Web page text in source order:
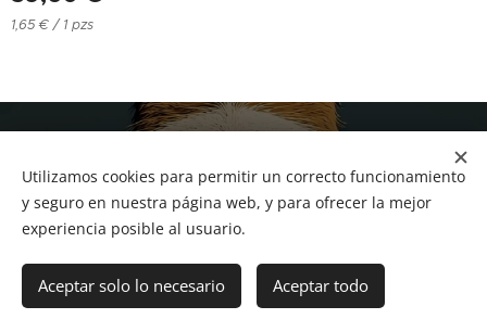
1,65 € / 1 pzs
Añadir a la cesta
Tf.666351543
Utilizamos cookies para permitir un correcto funcionamiento
y seguro en nuestra página web, y para ofrecer la mejor
experiencia posible al usuario.
Aceptar solo lo necesario Aceptar todo